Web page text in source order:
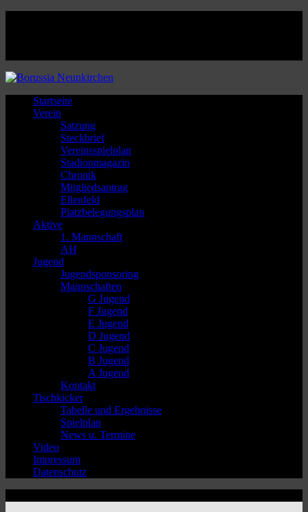
Startseite
Verein
Satzung
Steckbrief
Vereinsspielplan
Stadionmagazin
Chronik
Mitgliedsantrag
Ellenfeld
Platzbelegungsplan
Aktive
1. Mannschaft
AH
Jugend
Jugendsponsoring
Mannschaften
G Jugend
F Jugend
E Jugend
D Jugend
C Jugend
B Jugend
A Jugend
Kontakt
Tischkicker
Tabelle und Ergebnisse
Spielplan
News u. Termine
Video
Impressum
Datenschutz